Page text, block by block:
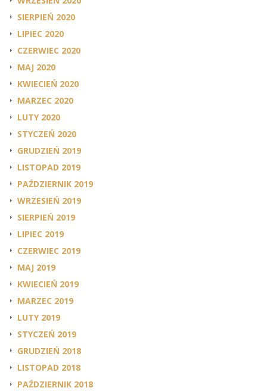
SIERPIEŃ 2020
LIPIEC 2020
CZERWIEC 2020
MAJ 2020
KWIECIEŃ 2020
MARZEC 2020
LUTY 2020
STYCZEŃ 2020
GRUDZIEŃ 2019
LISTOPAD 2019
PAŹDZIERNIK 2019
WRZESIEŃ 2019
SIERPIEŃ 2019
LIPIEC 2019
CZERWIEC 2019
MAJ 2019
KWIECIEŃ 2019
MARZEC 2019
LUTY 2019
STYCZEŃ 2019
GRUDZIEŃ 2018
LISTOPAD 2018
PAŹDZIERNIK 2018